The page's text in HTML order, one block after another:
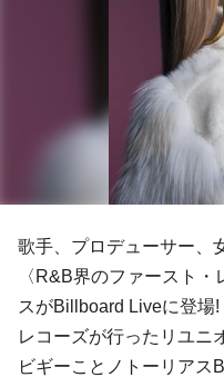
歌手、プロデューサー、
〈R&B界のファースト
スがBillboard Liveに登
レコーズが行ったリユニ
ビギーこと ノトーリアス